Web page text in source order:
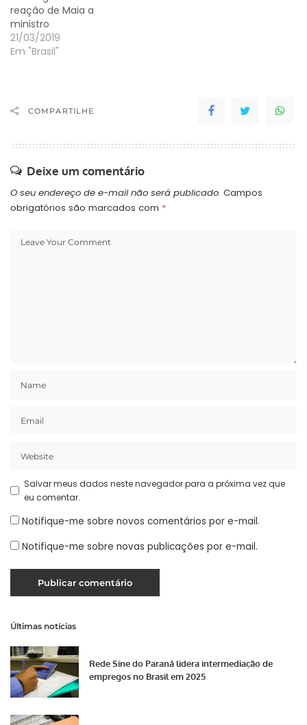
reação de Maia a
ministro
21/03/2019
Em "Brasil"
COMPARTILHE
Deixe um comentário
O seu endereço de e-mail não será publicado. Campos
obrigatórios são marcados com *
Salvar meus dados neste navegador para a próxima vez que
eu comentar.
Notifique-me sobre novos comentários por e-mail.
Notifique-me sobre novas publicações por e-mail.
Últimas notícias
Rede Sine do Paraná lidera intermediação de
empregos no Brasil em 2025